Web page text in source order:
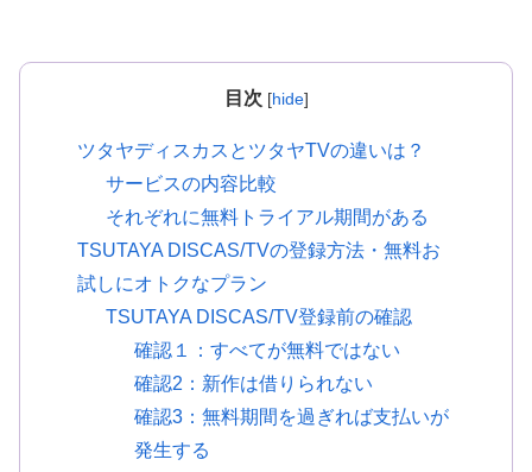
目次 [hide]
ツタヤディスカスとツタヤTVの違いは？
サービスの内容比較
それぞれに無料トライアル期間がある
TSUTAYA DISCAS/TVの登録方法・無料お
試しにオトクなプラン
TSUTAYA DISCAS/TV登録前の確認
確認１：すべてが無料ではない
確認2：新作は借りられない
確認3：無料期間を過ぎれば支払いが
発生する